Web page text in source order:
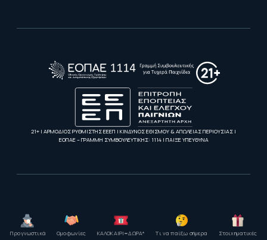
21+ | ΑΡΜΟΔΙΟΣ ΡΥΘΜΙΣΤΗΣ ΕΕΕΠ | ΚΙΝΔΥΝΟΣ ΕΘΙΣΜΟΥ & ΑΠΩΛΕΙΑΣ ΠΕΡΙΟΥΣΙΑΣ |
ΕΟΠΑΕ – ΓΡΑΜΜΗ ΣΥΜΒΟΥΛΕΥΤΙΚΗΣ: 1114 | ΠΑΙΞΕ ΥΠΕΥΘΥΝΑ
Προγνωστικά Ομοφωνίες ΚΑΛΟΚΑΙΡΙ=ΔΩΡΑ* Τι να παίξω σήμερα Στοιχηματικές